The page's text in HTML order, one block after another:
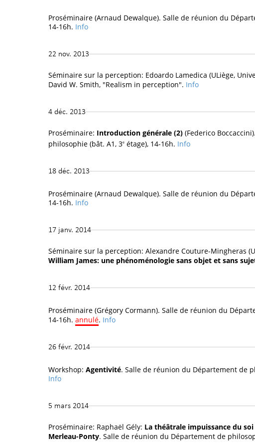
Proséminaire (Arnaud Dewalque). Salle de réunion du
14-16h. Info
22 nov. 2013
Séminaire sur la perception: Edoardo Lamedica (ULiège,
David W. Smith, "Realism in perception". Info
4 déc. 2013
Proséminaire: Introduction générale (2) (Federico
philosophie (bât. A1, 3e étage), 14-16h. Info
18 déc. 2013
Proséminaire (Arnaud Dewalque). Salle de réunion du
14-16h. Info
17 janv. 2014
Séminaire sur la perception: Alexandre Couture-Mingheras
William James: une phénoménologie sans objet et sans
12 févr. 2014
Proséminaire (Grégory Cormann). Salle de réunion du
14-16h. annulé. Info
26 févr. 2014
Workshop: Agentivité. Salle de réunion du Département de
Info
5 mars 2014
Proséminaire: Raphaël Gély: La théâtrale impuissance du
Merleau-Ponty. Salle de réunion du Département de